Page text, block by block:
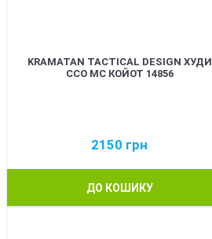
KRAMATAN TACTICAL DESIGN ХУДИ
ССО МС КОЙОТ 14856
2150 грн
ДО КОШИКУ